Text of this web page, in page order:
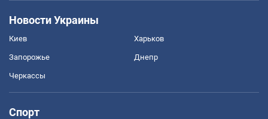
Новости Украины
Киев Харьков
Запорожье Днепр
Черкассы
Спорт